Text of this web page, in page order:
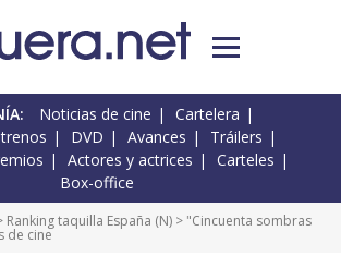
Noticias de cine
Cartelera
DVD Avances
Tráilers
Actores y actrices
Carteles
Box-office
Ranking taquilla España (N) > "Cincuenta sombras
de cine